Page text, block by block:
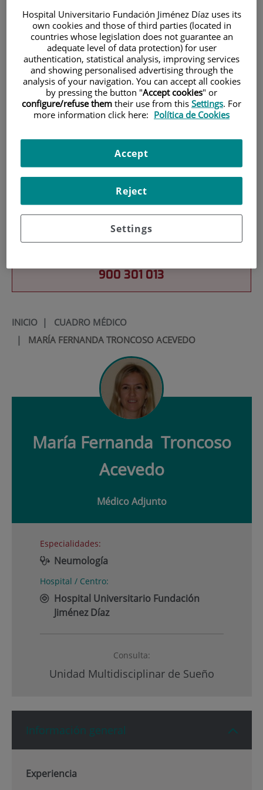
Investigación
900 301 013
INICIO| CUADRO MÉDICO
| MARÍA FERNANDA TRONCOSO ACEVEDO
María Fernanda Troncoso
Acevedo
Médico Adjunto
Especialidades:
Neumología
Hospital / Centro:
Hospital Universitario Fundación
Jiménez Díaz
Consulta:
Unidad Multidisciplinar de Sueño
Información general
Experiencia
Hospital Universitario Fundación Jiménez Díaz uses its
own cookies and those of third parties (located in
countries whose legislation does not guarantee an
adequate level of data protection) for user
authentication, statistical analysis, improving services
and showing personalised advertising through the
analysis of your navigation. You can accept all cookies
by pressing the button "Accept cookies" or
configure/refuse them their use from this Settings. For
more information click here: Política de Cookies
Settings
Reject
Accept